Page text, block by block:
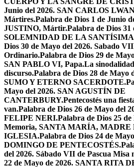
Junio del 2026. SAN CARLOS
Mártires.Palabra de Dios 1 de Junio
JUSTINO, Mártir.Palabra de Dios 31
SOLEMNIDAD DE LA
Dios 30 de Mayo del 2026. Sabado
Ordinario.Palabra de Dios 29 de
SAN PABLO VI, Papa.La
discurso.Palabra de Dios 28 de Mayo
SUMO Y ETERNO SACERDOTE.
Mayo del 2026. SAN AGUSTÍN DE
CANTERBURY.Pentecostés una
van.Palabra de Dios 26 de Mayo del
FELIPE NERI.Palabra de Dios 25
Memoria, SANTA MARÍA, MADRE
IGLESIA.Palabra de Dios 24 de
DOMINGO DE PENTECOSTÉS.
del 2026. Sábado VII de Pascua Misa
22 de Mayo de 2026. SANTA RITA